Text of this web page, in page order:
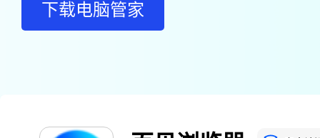
下载电脑管家